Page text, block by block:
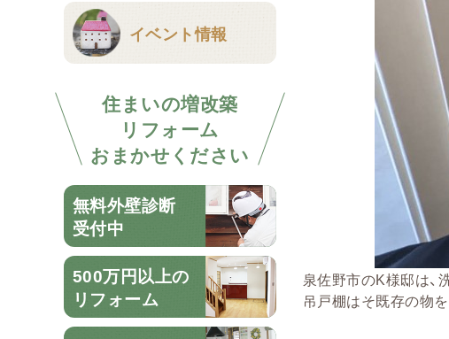
イベント情報
住まいの増改築
リフォーム
おまかせください
無料外壁診断
受付中
500万円以上の
リフォーム
泉佐野市のK様邸は、
吊戸棚はそ既存の物